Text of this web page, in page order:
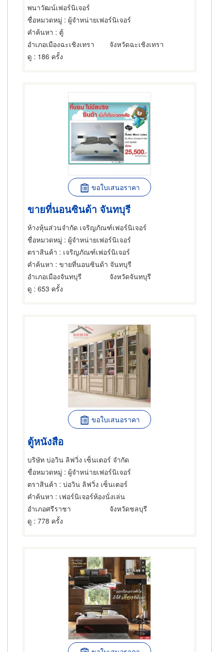
พนาวัฒน์เฟอร์นิเจอร์
ชื่อหมวดหมู่ : ผู้จำหน่ายเฟอร์นิเจอร์
คำค้นหา : ตู้
อำเภอเมืองฉะเชิงเทรา
จังหวัดฉะเชิงเทรา
ดู : 186 ครั้ง
ขอใบเสนอราคา
ขายที่นอนซินด้า จันทบุรี
ห้างหุ้นส่วนจำกัด เจริญภัณฑ์เฟอร์นิเจอร์
ชื่อหมวดหมู่ : ผู้จำหน่ายเฟอร์นิเจอร์
ตราสินค้า : เจริญภัณฑ์เฟอร์นิเจอร์
คำค้นหา : ขายที่นอนซินด้า จันทบุรี
อำเภอเมืองจันทบุรี
จังหวัดจันทบุรี
ดู : 653 ครั้ง
ขอใบเสนอราคา
ตู้หนังสือ
บริษัท บ่อวิน ลิฟวิ่ง เซ็นเตอร์ จำกัด
ชื่อหมวดหมู่ : ผู้จำหน่ายเฟอร์นิเจอร์
ตราสินค้า : บ่อวิน ลิฟวิ่ง เซ็นเตอร์
คำค้นหา : เฟอร์นิเจอร์ห้องนั่งเล่น
อำเภอศรีราชา
จังหวัดชลบุรี
ดู : 778 ครั้ง